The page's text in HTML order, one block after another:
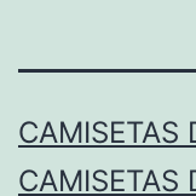
CAMISETAS
CAMISETAS